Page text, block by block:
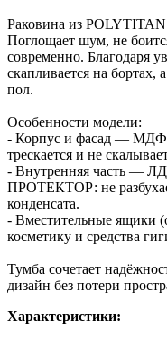
Раковина из
Поглощает шум, не
современно. Благодаря
скапливается на бортах,
пол.
Особенности модели:
- Корпус и фасад — МДФ
трескается и не
- Внутренняя часть —
ПРОТЕКТОР: не
конденсата.
- Вместительные ящики
косметику и средства
Тумба сочетает
дизайн без потери
Характеристики: